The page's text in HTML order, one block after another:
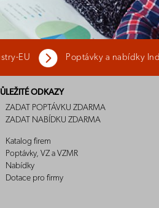
EU Poptávky a nabídky
ODKAZY
ZADAT POPTÁVKU ZDARMA
ZADAT NABÍDKU ZDARMA
Katalog firem
Poptávky, VZ a VZMR
Nabídky
Dotace pro firmy